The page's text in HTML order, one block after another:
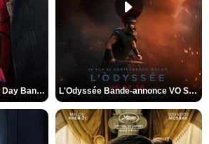
Spider-Man: Brand New Day Bande-annonce VO STFR L'Odyssée Bande-annonce VO STFR